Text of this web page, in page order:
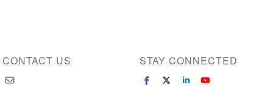
CONTACT US STAY CONNECTED